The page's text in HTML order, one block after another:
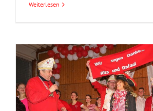
Weiterlesen